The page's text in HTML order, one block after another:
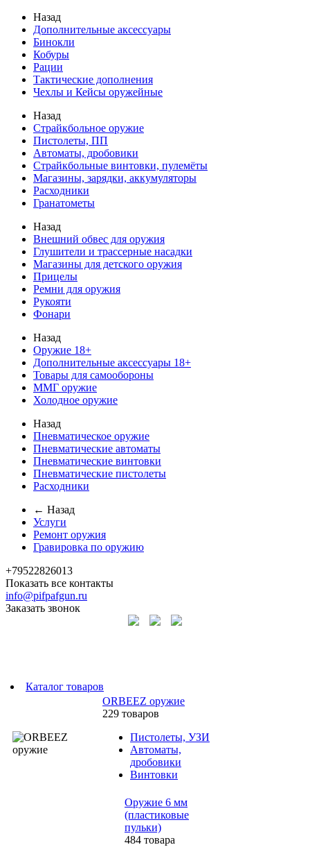
Назад
Дополнительные аксессуары
Бинокли
Кобуры
Рации
Тактические дополнения
Чехлы и Кейсы оружейные
Назад
Страйкбольное оружие
Пистолеты, ПП
Автоматы, дробовики
Страйкбольные винтовки, пулемёты
Магазины, зарядки, аккумуляторы
Расходники
Гранатометы
Назад
Внешний обвес для оружия
Глушители и трассерные насадки
Магазины для детского оружия
Прицелы
Ремни для оружия
Рукояти
Фонари
Назад
Оружие 18+
Дополнительные аксессуары 18+
Товары для самообороны
ММГ оружие
Холодное оружие
Назад
Пневматическое оружие
Пневматические автоматы
Пневматические винтовки
Пневматические пистолеты
Расходники
← Назад
Услуги
Ремонт оружия
Гравировка по оружию
+79522826013
Показать все контакты
info@pifpafgun.ru
Заказать звонок
Каталог товаров
ORBEEZ оружие
229 товаров
Пистолеты, УЗИ
Автоматы,
дробовики
Винтовки
Оружие 6 мм
(пластиковые
пульки)
484 товара